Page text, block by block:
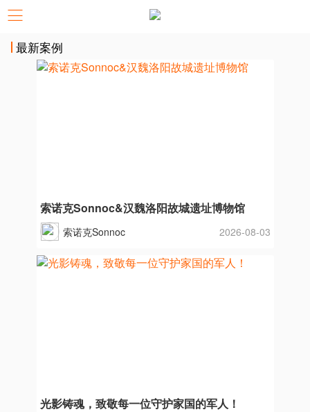
最新案例
索诺克Sonnoc&汉魏洛阳故城遗址博物馆
索诺克Sonnoc 2026-08-03
光影铸魂，致敬每一位守护家国的军人！